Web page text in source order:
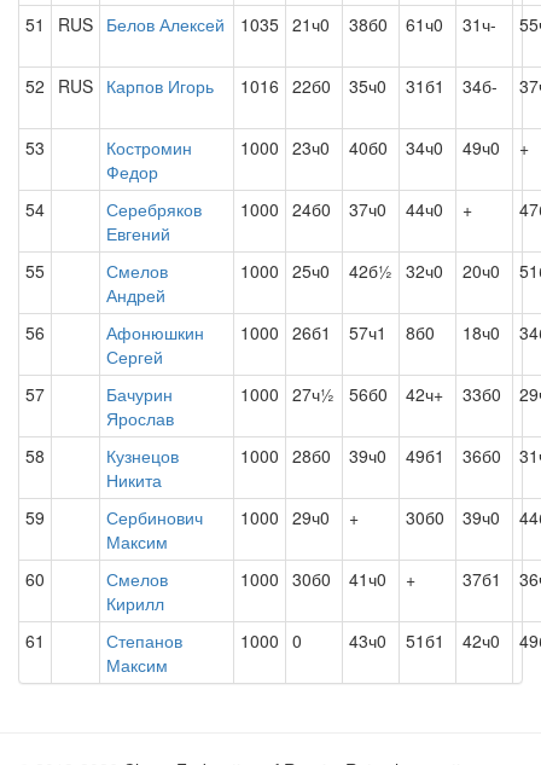
51 RUS Белов Алексей 1035 21ч0 38б0 61ч0 31ч-
52 RUS Карпов Игорь 1016 22б0 35ч0 31б1 34б-
53
Костромин
Федор
1000 23ч0 40б0 34ч0 49ч0 +
54
Серебряков
Евгений
1000 24б0 37ч0 44ч0 +
55
Смелов
Андрей
1000 25ч0 42б½ 32ч0 20ч0
56
Афонюшкин
Сергей
1000 26б1 57ч1 8б0 18ч0
57
Бачурин
Ярослав
1000 27ч½ 56б0 42ч+ 33б0
58
Кузнецов
Никита
1000 28б0 39ч0 49б1 36б0
59
Сербинович
Максим
1000 29ч0 + 30б0 39ч0
60
Смелов
Кирилл
1000 30б0 41ч0 + 37б1
61
Степанов
Максим
1000 0 43ч0 51б1 42ч0